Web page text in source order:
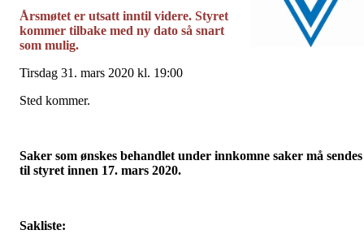
Årsmøtet er utsatt inntil videre. Styret
kommer tilbake med ny dato så snart
som mulig.
Tirsdag 31. mars 2020 kl. 19:00
Sted kommer.
Saker som ønskes behandlet under innkomne saker må sendes
til styret innen 17. mars 2020.
Sakliste: